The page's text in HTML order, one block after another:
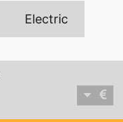
Electric